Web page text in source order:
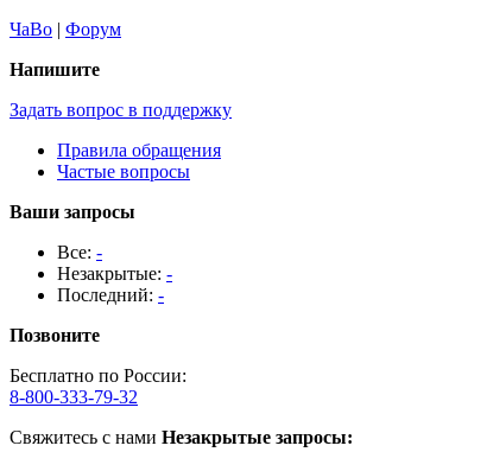
ЧаВо | Форум
Напишите
Задать вопрос в поддержку
Правила обращения
Частые вопросы
Ваши запросы
Все: -
Незакрытые: -
Последний: -
Позвоните
Бесплатно по России:
8-800-333-79-32
Свяжитесь с нами Незакрытые запросы: